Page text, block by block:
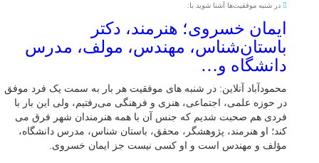
در شنبه موفقیت‌ها آشنا شوید با:
ایمان خسروی؛ هنرمند، دکتر
باستان‌شناس، مهندس، مولف، مدرس
دانشگاه و…
محمودآباد آنلاین: در شنبه های موفقیت هر بار به سمت یک فرد موفق
در حوزه علمی، اجتماعی، هنری و فرهنگی می‌رفتیم، ولی این بار با
فردی هم صحبت شدیم که جنس آن با همه هنرمندان شهر فرق می
کند؛ او هنرمند، پژوهشگر، محقق، باستان شناس، مدرس دانشگاه،
مؤلف و مهندس است و او کسی نیست جز ایمان خسروی.